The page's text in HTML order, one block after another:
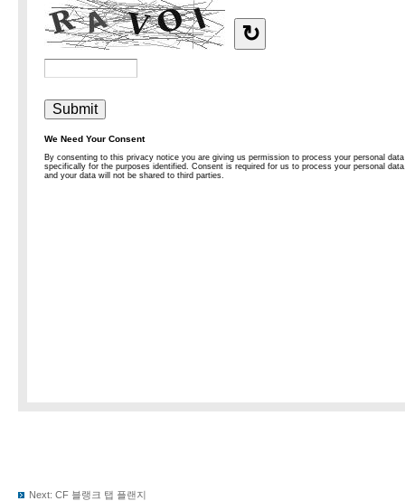
Next: CF 블랭크 탭 플랜지